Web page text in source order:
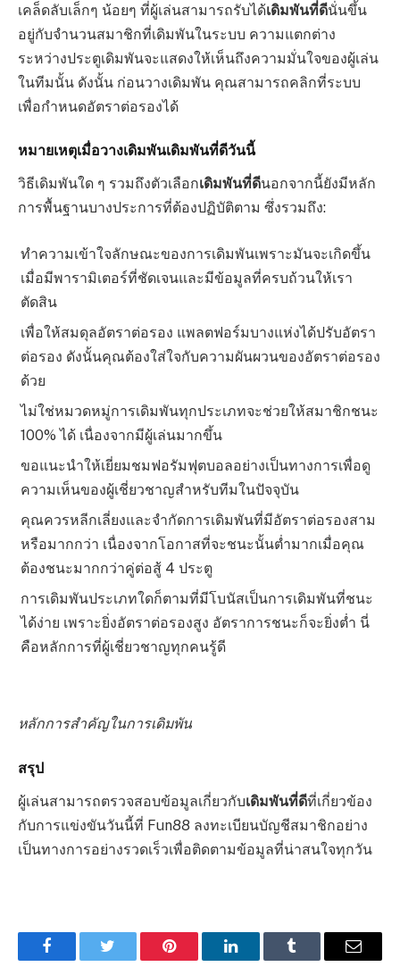
เคล็ดลับเล็กๆ น้อยๆ ที่ผู้เล่นสามารถรับได้เดิมพันที่ดีนั่นขึ้น
อยู่กับจำนวนสมาชิกที่เดิมพันในระบบ ความแตกต่าง
ระหว่างประตูเดิมพันจะแสดงให้เห็นถึงความมั่นใจของผู้เล่น
ในทีมนั้น ดังนั้น ก่อนวางเดิมพัน คุณสามารถคลิกที่ระบบ
เพื่อกำหนดอัตราต่อรองได้
หมายเหตุเมื่อวางเดิมพันเดิมพันที่ดีวันนี้
วิธีเดิมพันใด ๆ รวมถึงตัวเลือกเดิมพันที่ดีนอกจากนี้ยังมีหลัก
การพื้นฐานบางประการที่ต้องปฏิบัติตาม ซึ่งรวมถึง:
ทำความเข้าใจลักษณะของการเดิมพันเพราะมันจะเกิดขึ้น
เมื่อมีพารามิเตอร์ที่ชัดเจนและมีข้อมูลที่ครบถ้วนให้เรา
ตัดสิน
เพื่อให้สมดุลอัตราต่อรอง แพลตฟอร์มบางแห่งได้ปรับอัตรา
ต่อรอง ดังนั้นคุณต้องใส่ใจกับความผันผวนของอัตราต่อรอง
ด้วย
ไม่ใช่หมวดหมู่การเดิมพันทุกประเภทจะช่วยให้สมาชิกชนะ
100% ได้ เนื่องจากมีผู้เล่นมากขึ้น
ขอแนะนำให้เยี่ยมชมฟอรัมฟุตบอลอย่างเป็นทางการเพื่อดู
ความเห็นของผู้เชี่ยวชาญสำหรับทีมในปัจจุบัน
คุณควรหลีกเลี่ยงและจำกัดการเดิมพันที่มีอัตราต่อรองสาม
หรือมากกว่า เนื่องจากโอกาสที่จะชนะนั้นต่ำมากเมื่อคุณ
ต้องชนะมากกว่าคู่ต่อสู้ 4 ประตู
การเดิมพันประเภทใดก็ตามที่มีโบนัสเป็นการเดิมพันที่ชนะ
ได้ง่าย เพราะยิ่งอัตราต่อรองสูง อัตราการชนะก็จะยิ่งต่ำ นี่
คือหลักการที่ผู้เชี่ยวชาญทุกคนรู้ดี
หลักการสำคัญในการเดิมพัน
สรุป
ผู้เล่นสามารถตรวจสอบข้อมูลเกี่ยวกับเดิมพันที่ดีที่เกี่ยวข้อง
กับการแข่งขันวันนี้ที่ Fun88 ลงทะเบียนบัญชีสมาชิกอย่าง
เป็นทางการอย่างรวดเร็วเพื่อติดตามข้อมูลที่น่าสนใจทุกวัน
FacebookTwitter Pinterest LinkedInTumblr Email